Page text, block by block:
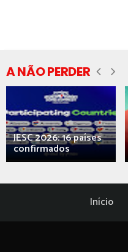
A NÃO PERDER
JESC 2026: 16 países
confirmados
Início